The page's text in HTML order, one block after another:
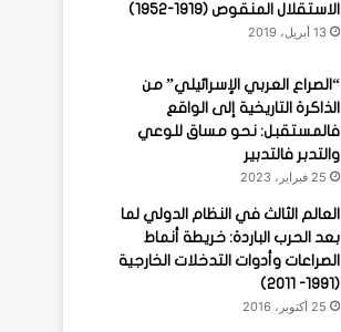
الاستقلال المنقوص (1919-1952)
13 أبريل، 2019
“الصراع العربي الإسرائيلي” من
الذاكرة التاريخية إلى الواقع
فالمستقبل: نحو مساق للوعي
والتدبر فالتدبير
25 فبراير، 2023
العالم الثالث في النظام الدولي لما
بعد الحرب الباردة: خريطة أنماط
الصراعات وأدوات التدخلات الخارجية
(1991- 2011)
25 أكتوبر، 2016